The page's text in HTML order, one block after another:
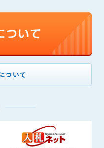
ついて
責任をも負わないものと
ールアドレスその他本サー
得た会員の個人情報（以下
理者は、以下の各号に該当
は提供しないものとしま
事前に同意している場合
な処理をした形式で第三
、安全等を保護するため